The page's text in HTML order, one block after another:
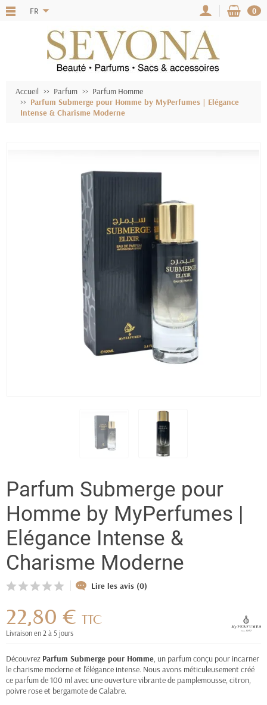
FR 0
Accueil Parfum
Parfum Homme
Parfum Submerge pour Homme by MyPerfumes | Elégance
Intense & Charisme Moderne
Parfum Submerge pour
Homme by MyPerfumes |
Elégance Intense &
Charisme Moderne
Lire les avis (0)
22,80 € TTC
Livraison en 2 à 5 jours
Découvrez Parfum Submerge pour Homme, un parfum conçu pour incarner
le charisme moderne et l'élégance intense. Nous avons méticuleusement créé
ce parfum de 100 ml avec une ouverture vibrante de pamplemousse, citron,
poivre rose et bergamote de Calabre.